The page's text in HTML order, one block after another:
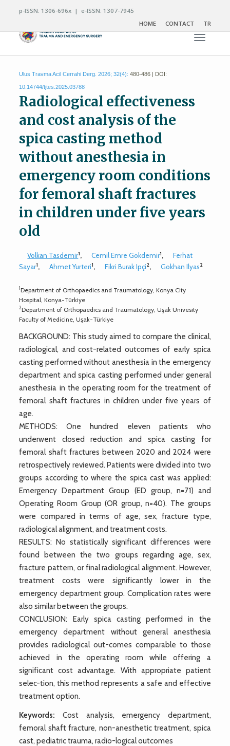
p-ISSN: 1306-696x | e-ISSN: 1307-7945
HOME
CONTACT TR
Toggle
Ulus Travma Acil Cerrahi Derg. 2026; 32(4): 480-486 | DOI:
10.14744/tjtes.2025.03788
Radiological effectiveness
and cost analysis of the
spica casting method
without anesthesia in
emergency room conditions
for femoral shaft fractures
in children under five years
old
Volkan Tasdemir1, Cemil Emre Gokdemir1,
Ferhat
Sayar1, Ahmet Yurteri1, Fikri Burak Ipçi2, Gokhan Ilyas2
1Department of Orthopaedics and Traumatology, Konya City
Hospital, Konya-Türkiye
2Department of Orthopaedics and Traumatology, Uşak Univesity
Faculty of Medicine, Uşak-Türkiye
BACKGROUND: This study aimed to compare the clinical,
radiological, and cost-related outcomes of early spica
casting performed without anesthesia in the emergency
department and spica casting performed under general
anesthesia in the operating room for the treatment of
femoral shaft fractures in children under five years of
age.
METHODS: One hundred eleven patients who
underwent closed reduction and spica casting for
femoral shaft fractures between 2020 and 2024 were
retrospectively reviewed. Patients were divided into two
groups according to where the spica cast was applied:
Emergency Department Group (ED group, n=71) and
Operating Room Group (OR group, n=40). The groups
were compared in terms of age, sex, fracture type,
radiological alignment, and treatment costs.
RESULTS: No statistically significant differences were
found between the two groups regarding age, sex,
fracture pattern, or final radiological alignment. However,
treatment costs were significantly lower in the
emergency department group. Complication rates were
also similar between the groups.
CONCLUSION: Early spica casting performed in the
emergency department without general anesthesia
provides radiological out-comes comparable to those
achieved in the operating room while offering a
significant cost advantage. With appropriate patient
selec-tion, this method represents a safe and effective
treatment option.
Keywords: Cost analysis, emergency department,
femoral shaft fracture, non-anesthetic treatment, spica
cast, pediatric trauma, radio-logical outcomes